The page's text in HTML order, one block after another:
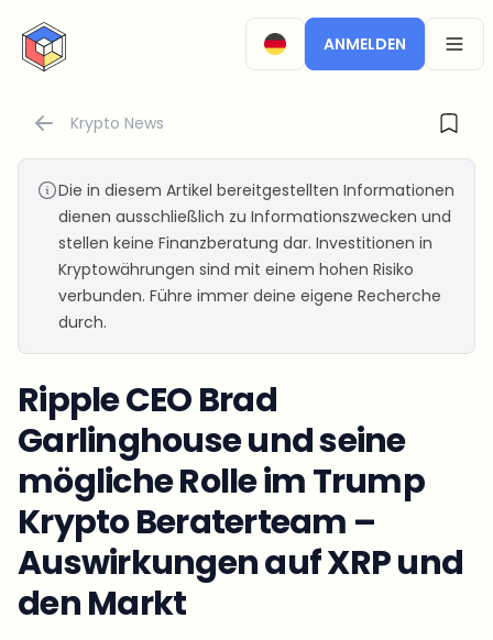
CryptoTicker
ANMELDEN
Krypto News
Die in diesem Artikel bereitgestellten Informationen
dienen ausschließlich zu Informationszwecken und
stellen keine Finanzberatung dar. Investitionen in
Kryptowährungen sind mit einem hohen Risiko
verbunden. Führe immer deine eigene Recherche
durch.
Ripple CEO Brad
Garlinghouse und seine
mögliche Rolle im Trump
Krypto Beraterteam –
Auswirkungen auf XRP und
den Markt